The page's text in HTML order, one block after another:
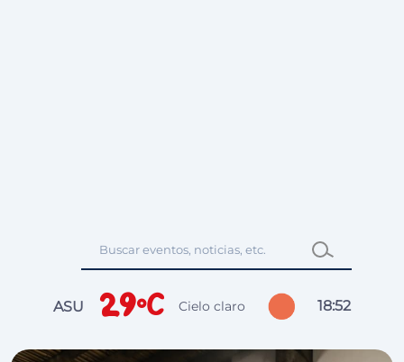
ASU 29°C Cielo claro 18:52